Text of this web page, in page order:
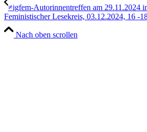
≠igfem-Autorinnentreffen am 29.11.2024
Feministischer Lesekreis, 03.12.2024, 16 -
Nach oben scrollen